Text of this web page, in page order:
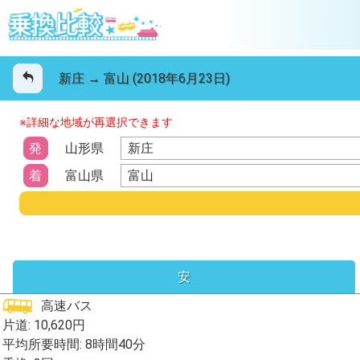
新庄 → 富山 (2018年6月23日)
※詳細な地域が再選択できます
発 山形県
新庄
着
富山県 富山
安
高速バス
片道: 10,620円
平均所要時間: 8時間40分